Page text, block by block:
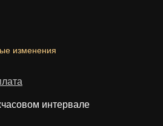
изменения
интервале